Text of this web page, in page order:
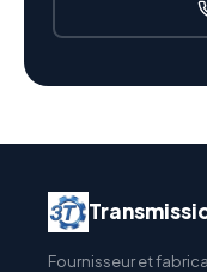
Fournisseur et